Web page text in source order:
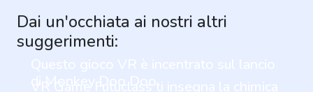
Dai un'occhiata ai nostri altri
suggerimenti: